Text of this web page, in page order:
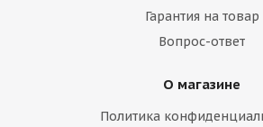
Гарантия на товар
Вопрос-ответ
О магазине
Политика